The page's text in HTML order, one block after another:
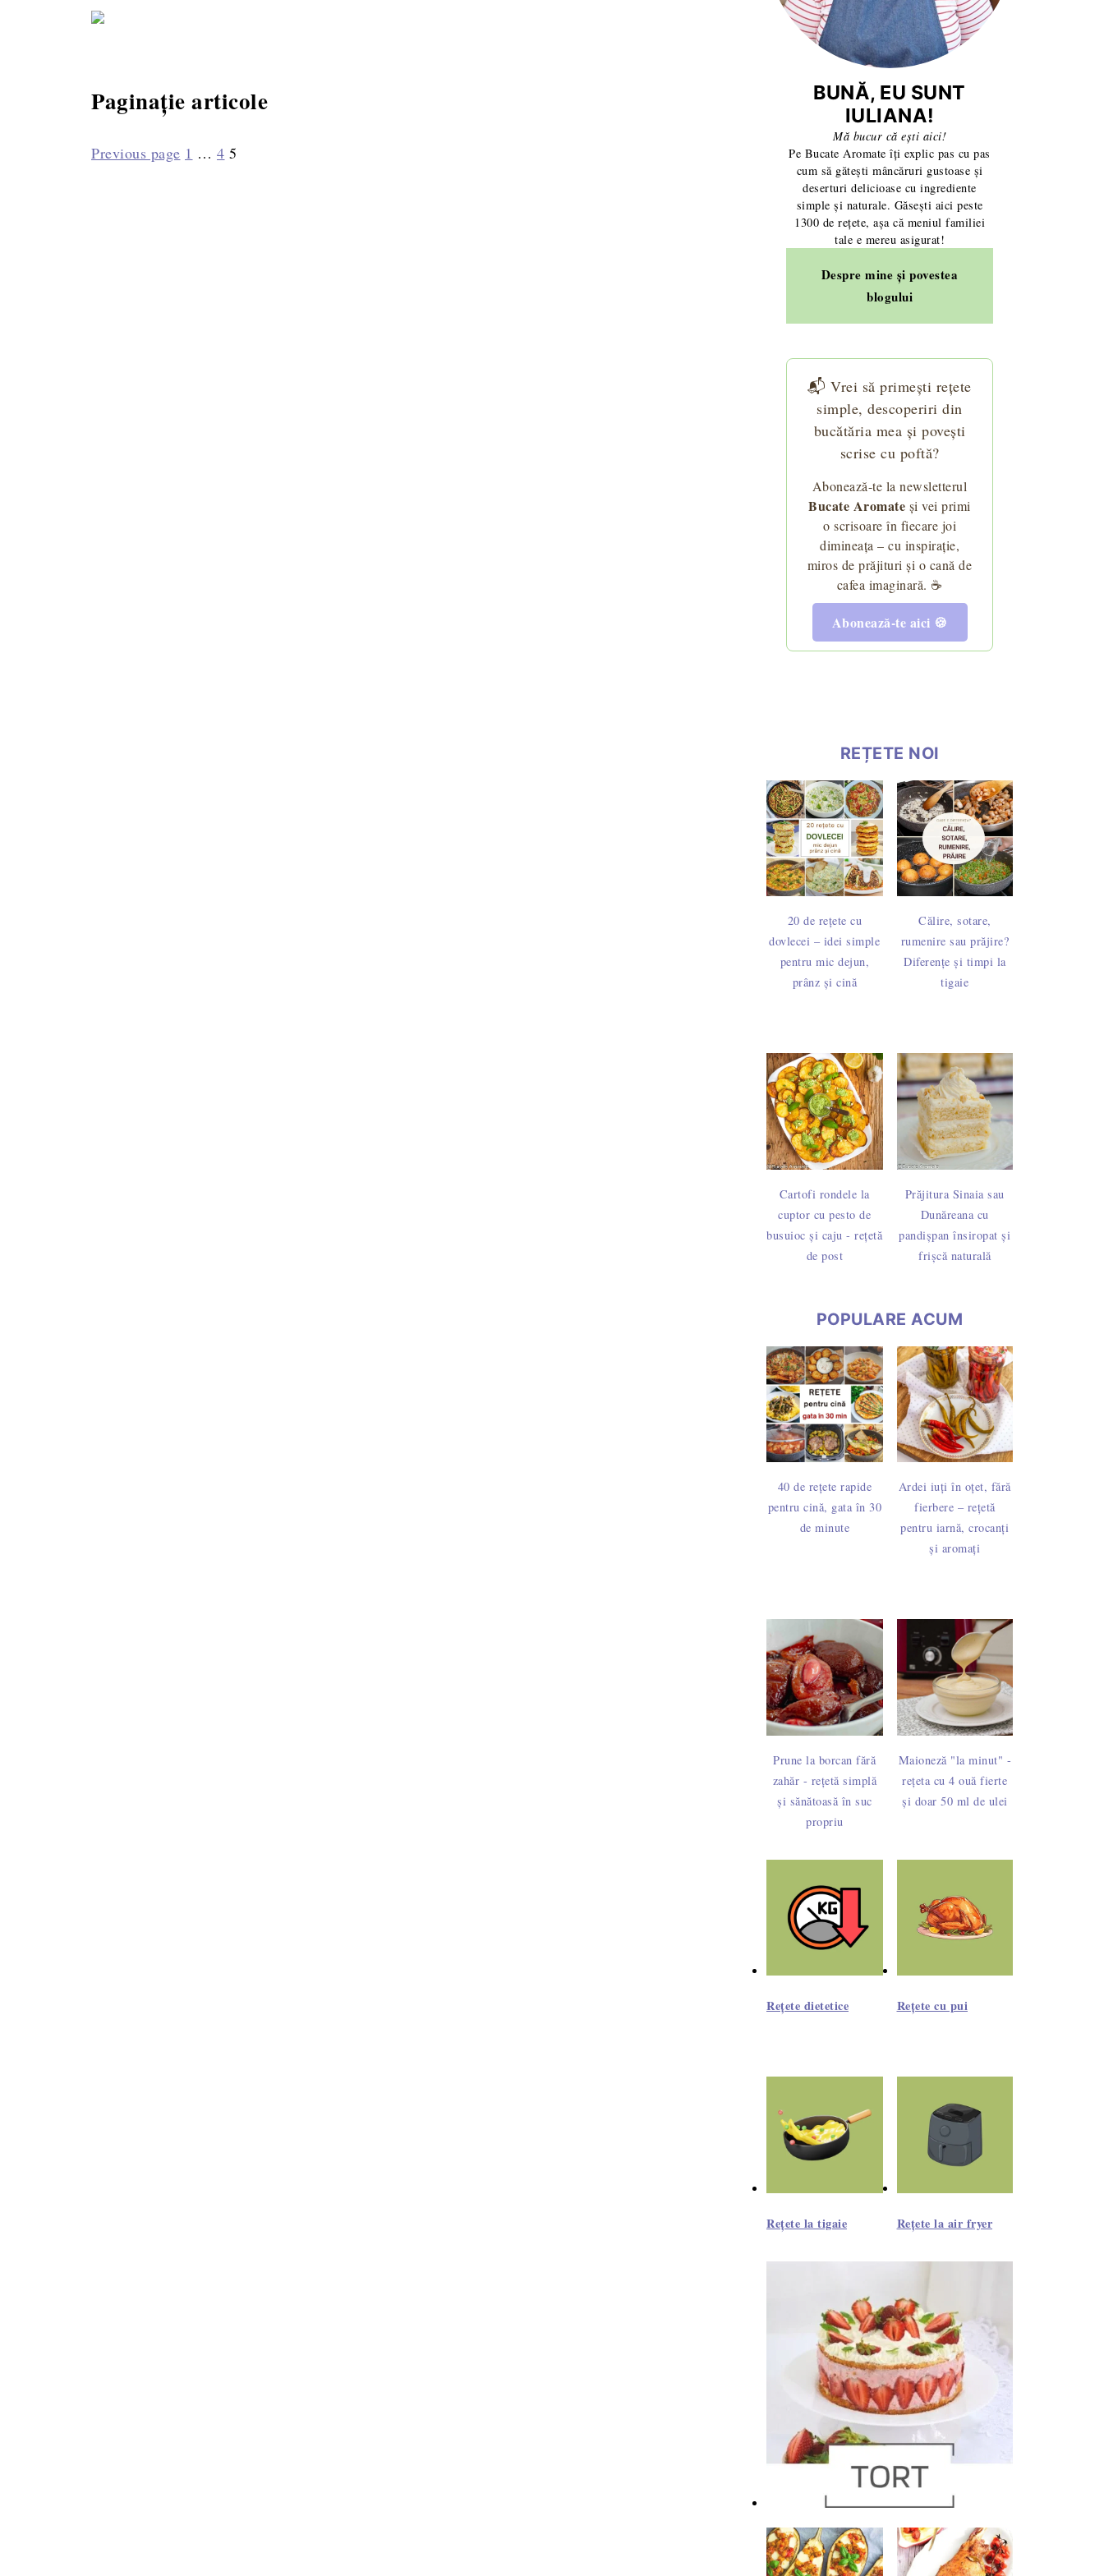
Paginație articole
Previous page 1 … 4 5
BUNĂ, EU SUNT
IULIANA!
Mă bucur că ești aici!
Pe Bucate Aromate îți explic pas cu pas
cum să gătești mâncăruri gustoase și
deserturi delicioase cu ingrediente
simple și naturale. Găsești aici peste
1300 de rețete, așa că meniul familiei
tale e mereu asigurat!
Despre mine și povestea
blogului
📬 Vrei să primești rețete
simple, descoperiri din
bucătăria mea și povești
scrise cu poftă?
Abonează-te la newsletterul
Bucate Aromate și vei primi
o scrisoare în fiecare joi
dimineața – cu inspirație,
miros de prăjituri și o cană de
cafea imaginară. ☕
Abonează-te aici 🍪
REȚETE NOI
20 de rețete cu
dovlecei – idei simple
pentru mic dejun,
prânz și cină
Călire, sotare,
rumenire sau prăjire?
Diferențe și timpi la
tigaie
Cartofi rondele la
cuptor cu pesto de
busuioc și caju - rețetă
de post
Prăjitura Sinaia sau
Dunăreana cu
pandișpan însiropat și
frișcă naturală
POPULARE ACUM
40 de rețete rapide
pentru cină, gata în 30
de minute
Ardei iuți în oțet, fără
fierbere – rețetă
pentru iarnă, crocanți
și aromați
Prune la borcan fără
zahăr - rețetă simplă
și sănătoasă în suc
propriu
Maioneză "la minut" -
rețeta cu 4 ouă fierte
și doar 50 ml de ulei
Rețete dietetice Rețete cu pui
Rețete la tigaie Rețete la air fryer